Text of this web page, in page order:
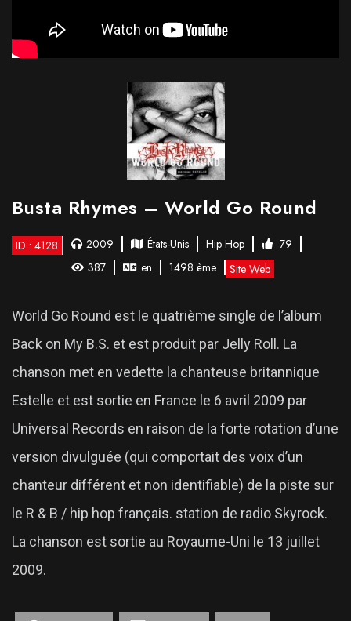
Busta Rhymes – World Go Round
ID : 4128 2009 États-Unis Hip Hop
79
387
en 1498 ème Site Web
World Go Round est le quatrième single de l’album
Back on My B.S. et est produit par Jelly Roll. La
chanson met en vedette la chanteuse britannique
Estelle et est sortie en France le 6 avril 2009 par
Universal Records en raison de la forte rotation d’une
version divulguée (qui comportait des voix d’un
chanteur différent et non identifiable) de la piste sur
le R & B / hip hop français. station de radio Skyrock.
La chanson est sortie au Royaume-Uni le 13 juillet
2009.